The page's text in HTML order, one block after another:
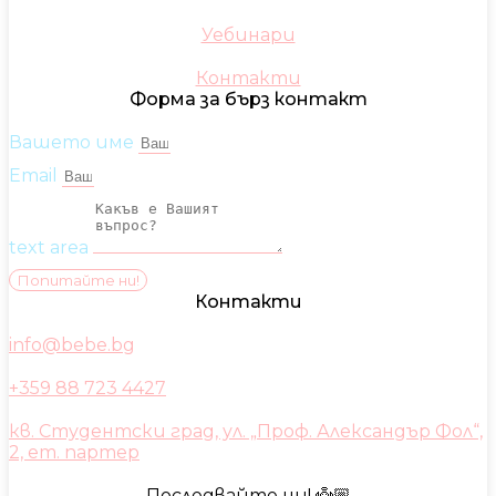
Уебинари
Контакти
Форма за бърз контакт
Вашето име
Email
text area
Попитайте ни!
Контакти
info@bebe.bg
+359 88 723 4427
кв. Студентски град, ул. „Проф. Александър Фол“,
2, ет. партер